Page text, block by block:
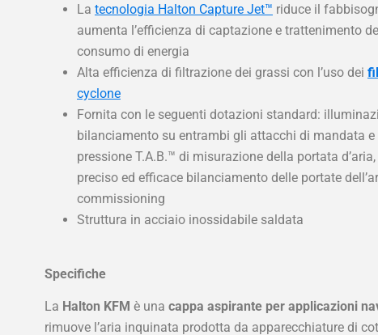
La tecnologia Halton Capture Jet™ riduce il
aumenta l’efficienza di captazione e trattenimento
consumo di energia
Alta efficienza di filtrazione dei grassi con l’uso dei
cyclone
Fornita con le seguenti dotazioni standard:
bilanciamento su entrambi gli attacchi di mandata e
pressione T.A.B.™ di misurazione della portata
preciso ed efficace bilanciamento delle portate
commissioning
Struttura in acciaio inossidabile saldata
Specifiche
La Halton KFM è una cappa aspirante per applicazioni
rimuove l’aria inquinata prodotta da apparecchiature di